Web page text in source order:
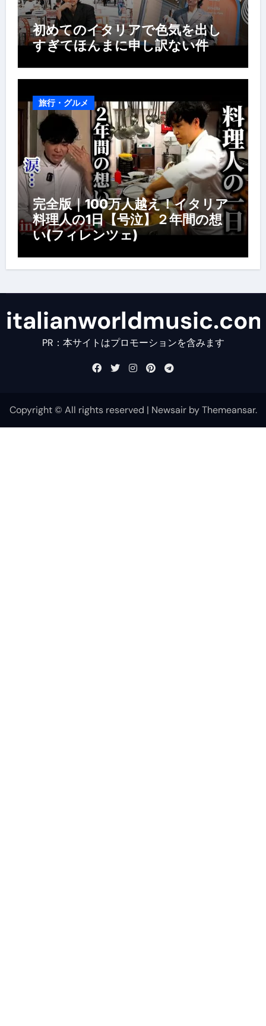
初めてのイタリアで色気を出し
すぎてほんまに申し訳ない件
旅行・グルメ
完全版｜100万人越え！イタリア
料理人の1日【号泣】２年間の想
い(フィレンツェ)
PR：本サイトはプロモーションを含みます
Copyright © All rights reserved | NewsairbyThemeansar.